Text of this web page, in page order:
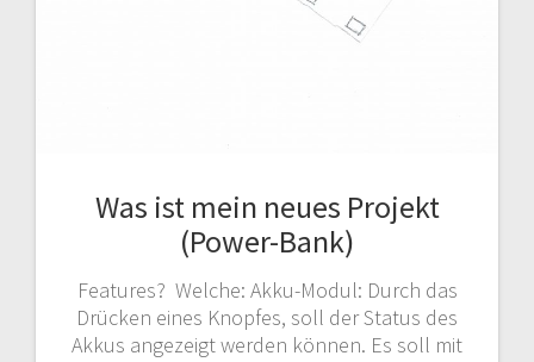
Was ist mein neues Projekt
(Power-Bank)
Features? Welche: Akku-Modul: Durch das
Drücken eines Knopfes, soll der Status des
Akkus angezeigt werden können. Es soll mit